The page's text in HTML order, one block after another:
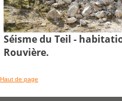
Séisme du Teil -
Rouvière.
Haut de page